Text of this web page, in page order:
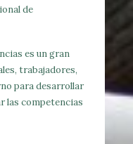
de
es un gran
trabajadores,
para desarrollar
las competencias